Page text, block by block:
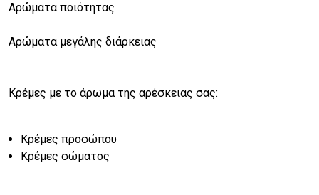
Αρώματα ποιότητας
Αρώματα μεγάλης διάρκειας
Κρέμες με το άρωμα της αρέσκειας σας:
Κρέμες προσώπου
Κρέμες σώματος